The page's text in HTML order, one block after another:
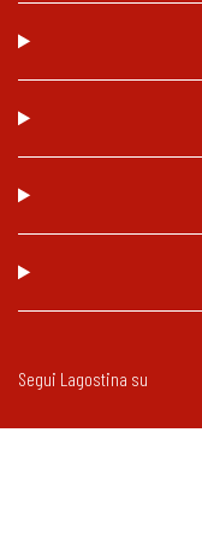
Segui Lagostina su